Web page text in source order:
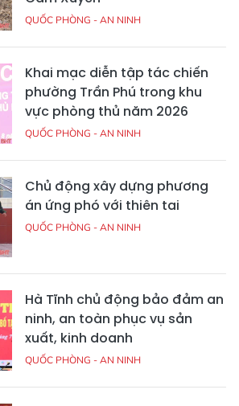
QUỐC PHÒNG - AN NINH
Khai mạc diễn tập tác chiến
phường Trần Phú trong khu
vực phòng thủ năm 2026
QUỐC PHÒNG - AN NINH
Chủ động xây dựng phương
án ứng phó với thiên tai
QUỐC PHÒNG - AN NINH
Hà Tĩnh chủ động bảo đảm an
ninh, an toàn phục vụ sản
xuất, kinh doanh
QUỐC PHÒNG - AN NINH